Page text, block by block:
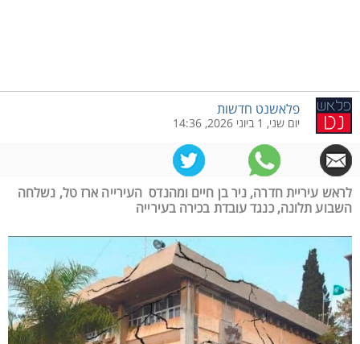
פלאשנט חדשות
יום שני, 1 ביוני 2026, 14:36
לראש עיריית חדרה, ניר בן חיים ומהנדס העירייה ארז טל, נשלחה
השבוע תלונה, כנגד עובדת בכירה בעירייה